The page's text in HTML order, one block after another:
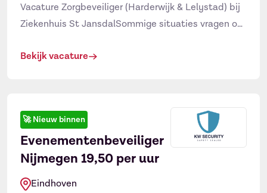
Vacature Zorgbeveiliger (Harderwijk & Lelystad) bij
Ziekenhuis St JansdalSommige situaties vragen om
vereisen empathie, geduld en razendsnel handelen.
ziekenhuis. Ben jij degene die rust brengt op de
Spoedeisende Hulp? Reageer dan op deze vacature
beveiliger ziekenhuis voor […]
Bekijk vacature
🚀Nieuw binnen
Evenementenbeveiliger
Nijmegen 19,50 per uur
Eindhoven